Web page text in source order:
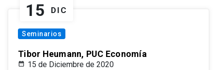
15 DIC
Seminarios
Tibor Heumann, PUC Economía
15 de Diciembre de 2020